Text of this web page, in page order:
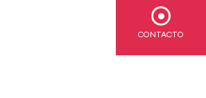
CONTACTO